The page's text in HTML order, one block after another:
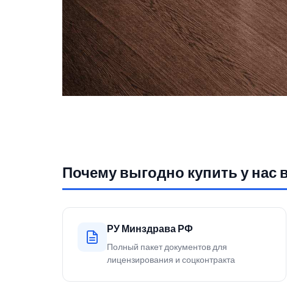
Почему выгодно купить у нас
РУ Минздрава РФ
Полный пакет документов для
лицензирования и соцконтракта